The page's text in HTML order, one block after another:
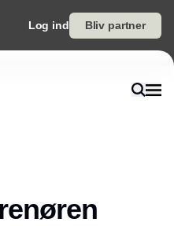
Log ind Bliv partner